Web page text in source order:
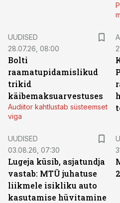
UUDISED
28.07.26, 08:00
Bolti
raamatupidamislikud
trikid
käibemaksuarvestuses
Audiitor kahtlustab süsteemset
viga
UUDISED
03.08.26, 07:30
Lugeja küsib, asjatundja
vastab: MTÜ juhatuse
liikmele isikliku auto
kasutamise hüvitamine